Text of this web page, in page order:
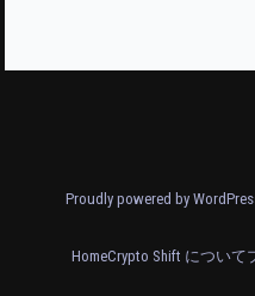
Proudly powered by
HomeCrypto Shift について